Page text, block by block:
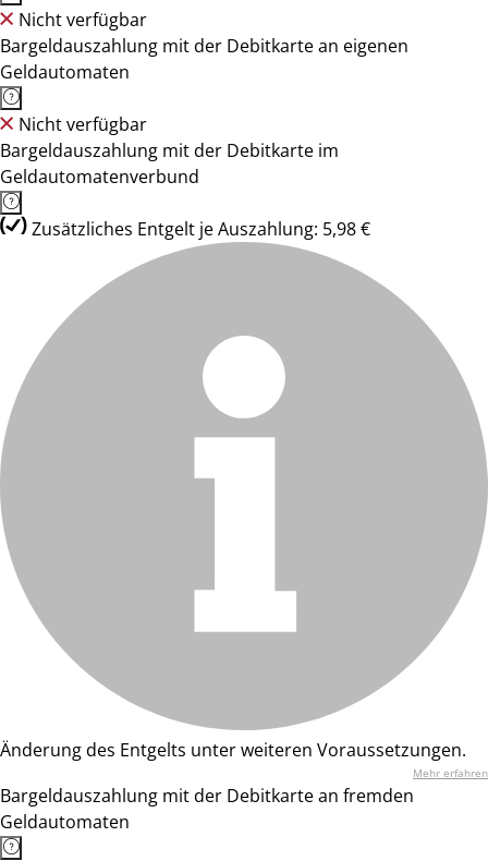
Nicht verfügbar
Bargeldauszahlung mit der Debitkarte an eigenen
Geldautomaten
Nicht verfügbar
Bargeldauszahlung mit der Debitkarte im
Geldautomatenverbund
Zusätzliches Entgelt je Auszahlung: 5,98 €
Änderung des Entgelts unter weiteren Voraussetzungen.
Mehr erfahren
Bargeldauszahlung mit der Debitkarte an fremden
Geldautomaten